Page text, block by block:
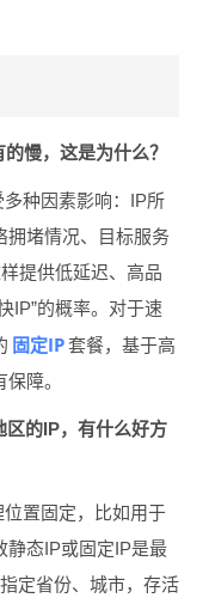
慢，这是为什么？
种因素影响：IP所
拥堵情况、目标服务
提供低延迟、高品
IP”的概率。对于速
固定IP 套餐，基于高
障。
的IP，有什么好方
置固定，比如用于
静态IP或固定IP是最
定省份、城市，存活